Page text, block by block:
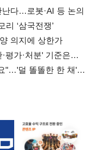
다…로봇·AI 등 논의
‘삼국전쟁’
의지에 상한가
평가·처분' 기준은
"…'덜 똘똘한 한 채'